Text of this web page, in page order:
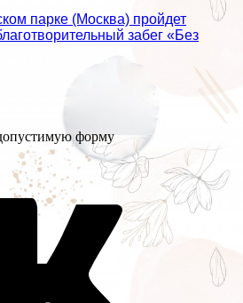
парке (Москва) пройдет
забег «Без
форму